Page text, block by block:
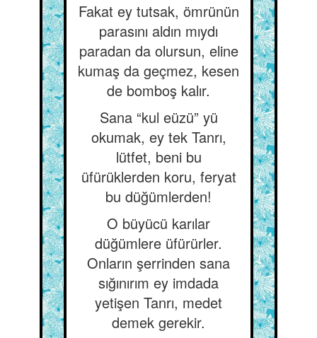
Fakat ey tutsak, ömrünün
parasını aldın mıydı
paradan da olursun, eline
kumaş da geçmez, kesen
de bomboş kalır.
Sana “kul eüzü” yü
okumak, ey tek Tanrı,
lütfet, beni bu
üfürüklerden koru, feryat
bu düğümlerden!
O büyücü karılar
düğümlere üfürürler.
Onların şerrinden sana
sığınırım ey imdada
yetişen Tanrı, medet
demek gerekir.